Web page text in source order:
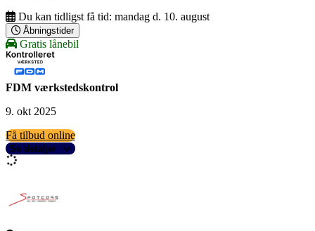
Du kan tidligst få tid: mandag d. 10. august
Åbningstider
Gratis lånebil
FDM værkstedskontrol
9. okt 2025
Få tilbud online
Se detaljer